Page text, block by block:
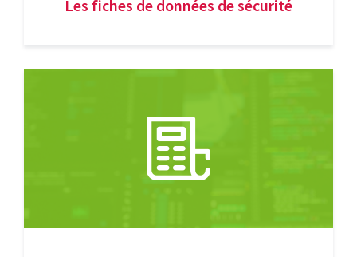
Les fiches de données de sécurité